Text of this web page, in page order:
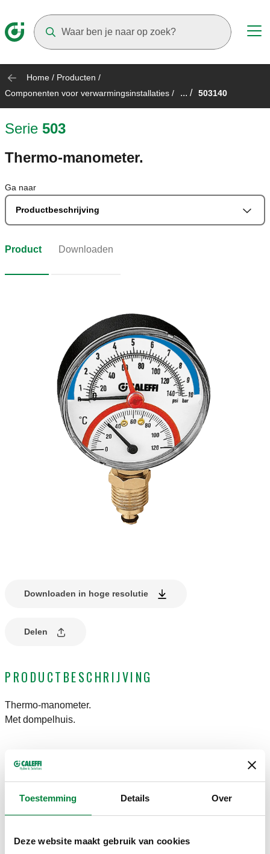
Toestemming Details Over
Deze website maakt gebruik van cookies
Home / Producten /
Componenten voor verwarmingsinstallaties / ... / 503140
Serie 503
Thermo-manometer.
Ga naar
Productbeschrijving
Product Downloaden
Downloaden in hoge resolutie
Delen
PRODUCTBESCHRIJVING
Thermo-manometer.
Met dompelhuis.
TECHNISCHE GEGEVENS
Nauwkeurigheidsklasse
Drukmeter UNI 2,5, Thermometer
UNI 2